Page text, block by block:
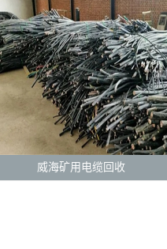
威海矿用电缆回收